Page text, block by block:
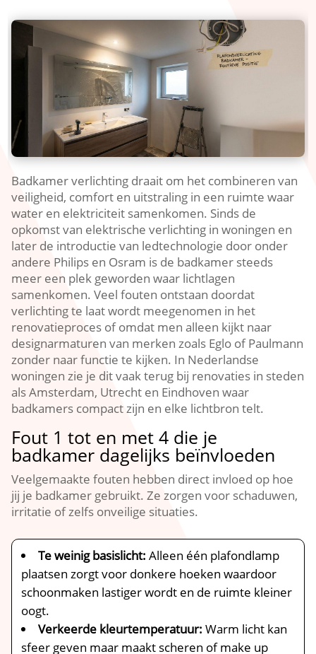
Badkamer verlichting draait om het combineren van
veiligheid, comfort en uitstraling in een ruimte waar
water en elektriciteit samenkomen.​ Sinds de
opkomst van elektrische verlichting in woningen en
later de introductie van ledtechnologie door onder
andere Philips en Osram is de badkamer steeds
meer een plek geworden waar lichtlagen
samenkomen.​ Veel fouten ontstaan doordat
verlichting te laat wordt meegenomen in het
renovatieproces of omdat men alleen kijkt naar
designarmaturen van merken zoals Eglo of Paulmann
zonder naar functie te kijken.​ In Nederlandse
woningen zie je dit vaak terug bij renovaties in steden
als Amsterdam, Utrecht en Eindhoven waar
badkamers compact zijn en elke lichtbron telt.​
Fout 1 tot en met 4 die je
badkamer dagelijks beïnvloeden
Veelgemaakte fouten hebben direct invloed op hoe
jij je badkamer gebruikt.​ Ze zorgen voor schaduwen,
irritatie of zelfs onveilige situaties.​
Te weinig basislicht: Alleen één plafondlamp
plaatsen zorgt voor donkere hoeken waardoor
schoonmaken lastiger wordt en de ruimte kleiner
oogt.​
Verkeerde kleurtemperatuur: Warm licht kan
sfeer geven maar maakt scheren of make up